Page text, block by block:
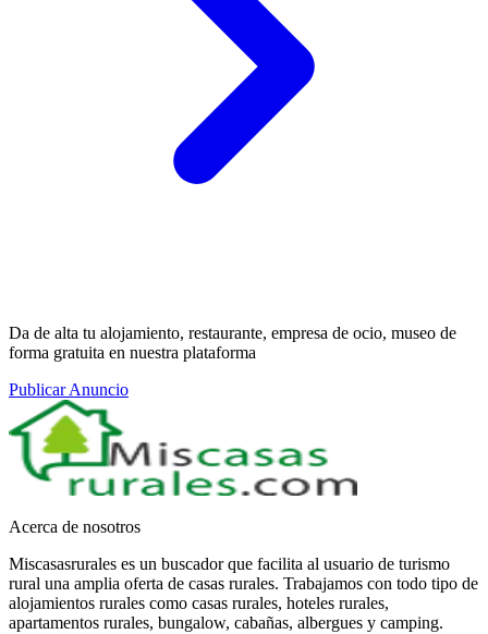
Da de alta tu alojamiento, restaurante, empresa de ocio, museo de
forma gratuita en nuestra plataforma
Publicar Anuncio
Acerca de nosotros
Miscasasrurales es un buscador que facilita al usuario de turismo
rural una amplia oferta de casas rurales. Trabajamos con todo tipo de
alojamientos rurales como casas rurales, hoteles rurales,
apartamentos rurales, bungalow, cabañas, albergues y camping.